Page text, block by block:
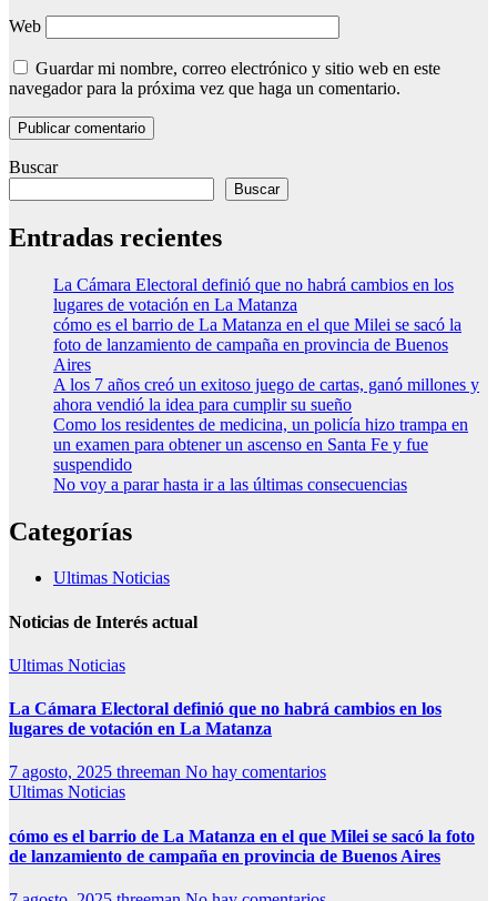
Web
Guardar mi nombre, correo electrónico y sitio web en este
navegador para la próxima vez que haga un comentario.
Buscar
Buscar
Entradas recientes
La Cámara Electoral definió que no habrá cambios en los
lugares de votación en La Matanza
cómo es el barrio de La Matanza en el que Milei se sacó la
foto de lanzamiento de campaña en provincia de Buenos
Aires
A los 7 años creó un exitoso juego de cartas, ganó millones y
ahora vendió la idea para cumplir su sueño
Como los residentes de medicina, un policía hizo trampa en
un examen para obtener un ascenso en Santa Fe y fue
suspendido
No voy a parar hasta ir a las últimas consecuencias
Categorías
Ultimas Noticias
Noticias de Interés actual
Ultimas Noticias
La Cámara Electoral definió que no habrá cambios en los
lugares de votación en La Matanza
7 agosto, 2025 threeman No hay comentarios
Ultimas Noticias
cómo es el barrio de La Matanza en el que Milei se sacó la foto
de lanzamiento de campaña en provincia de Buenos Aires